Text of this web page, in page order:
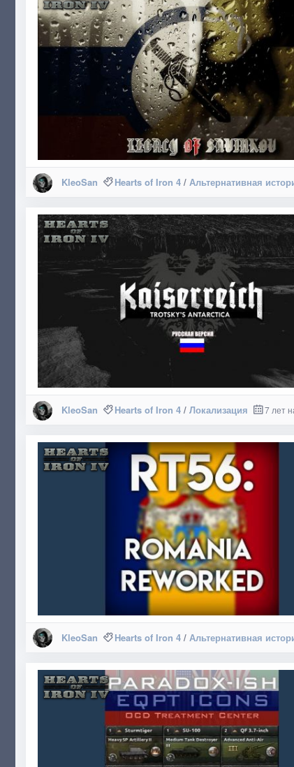
KleoSan Hearts of Iron 4/ Альтернативная
KleoSan Hearts of Iron 4/ Локализация 7 лет
KleoSan Hearts of Iron 4/ Альтернативная